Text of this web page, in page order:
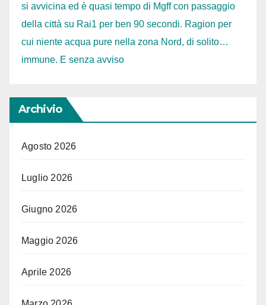
si avvicina ed è quasi tempo di Mgff con passaggio
della città su Rai1 per ben 90 secondi. Ragion per
cui niente acqua pure nella zona Nord, di solito…
immune. E senza avviso
Archivio
Agosto 2026
Luglio 2026
Giugno 2026
Maggio 2026
Aprile 2026